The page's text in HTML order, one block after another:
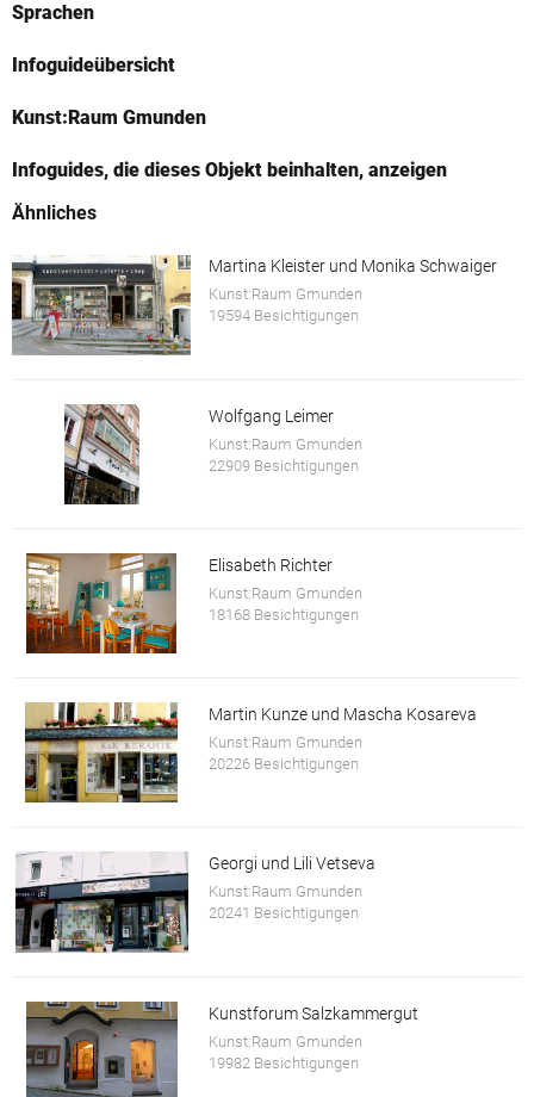
Sprachen
Infoguideübersicht
Kunst:Raum Gmunden
Infoguides, die dieses Objekt beinhalten, anzeigen
Ähnliches
Martina Kleister und Monika Schwaiger
Kunst:Raum Gmunden
19594 Besichtigungen
Wolfgang Leimer
Kunst:Raum Gmunden
22909 Besichtigungen
Elisabeth Richter
Kunst:Raum Gmunden
18168 Besichtigungen
Martin Kunze und Mascha Kosareva
Kunst:Raum Gmunden
20226 Besichtigungen
Georgi und Lili Vetseva
Kunst:Raum Gmunden
20241 Besichtigungen
Kunstforum Salzkammergut
Kunst:Raum Gmunden
19982 Besichtigungen